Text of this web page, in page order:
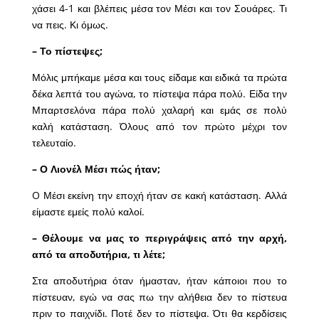
χάσει 4-1 και βλέπεις μέσα τον Μέσι και τον Σουάρες. Τι
να πεις. Κι όμως.
– Το πίστεψες;
Μόλις μπήκαμε μέσα και τους είδαμε και ειδικά τα πρώτα
δέκα λεπτά του αγώνα, το πίστεψα πάρα πολύ. Είδα την
Μπαρτσελόνα πάρα πολύ χαλαρή και εμάς σε πολύ
καλή κατάσταση. Όλους από τον πρώτο μέχρι τον
τελευταίο.
– Ο Λιονέλ Μέσι πώς ήταν;
O Μέσι εκείνη την εποχή ήταν σε κακή κατάσταση. Αλλά
είμαστε εμείς πολύ καλοί.
– Θέλουμε να μας το περιγράψεις από την αρχή,
από τα αποδυτήρια, τι λέτε;
Στα αποδυτήρια όταν ήμασταν, ήταν κάποιοι που το
πίστευαν, εγώ να σας πω την αλήθεια δεν το πίστευα
πριν το παιχνίδι. Ποτέ δεν το πίστεψα. Ότι θα κερδίσεις